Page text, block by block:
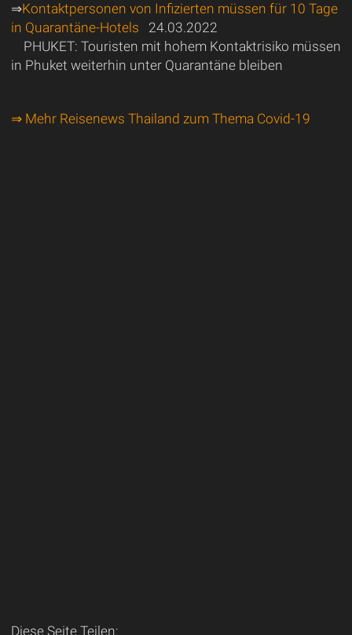
⇒Kontaktpersonen von Infizierten müssen für 10 Tage
in Quarantäne-Hotels 24.03.2022
PHUKET: Touristen mit hohem Kontaktrisiko müssen
in Phuket weiterhin unter Quarantäne bleiben
⇒ Mehr Reisenews Thailand zum Thema Covid-19
Diese Seite Teilen: